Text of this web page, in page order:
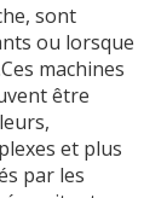
sont
ou lorsque
machines
être
et plus
par les